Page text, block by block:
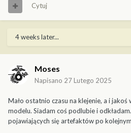
Cytuj
4 weeks later...
Moses
Napisano 27 Lutego 2025
Mało ostatnio czasu na klejenie, a i jakoś
modelu. Siadam coś podlubie i
pojawiających się artefaktów po